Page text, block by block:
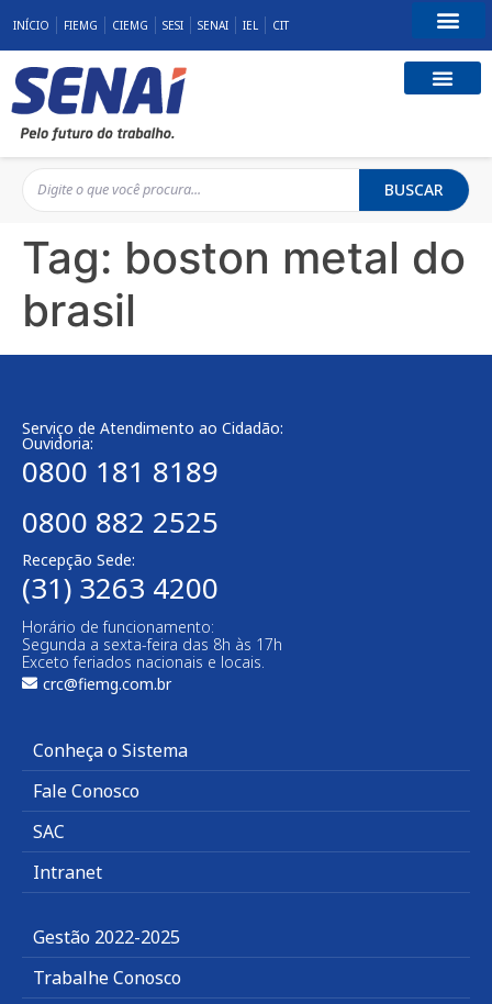
INÍCIO FIEMG CIEMG SESI SENAI IEL CIT
BUSCAR
Tag: boston metal do
brasil
Serviço de Atendimento ao Cidadão:
Ouvidoria:
0800 181 8189
0800 882 2525
Recepção Sede:
(31) 3263 4200
Horário de funcionamento:
Segunda a sexta-feira das 8h às 17h
Exceto feriados nacionais e locais.
crc@fiemg.com.br
Conheça o Sistema
Fale Conosco
SAC
Intranet
Gestão 2022-2025
Trabalhe Conosco